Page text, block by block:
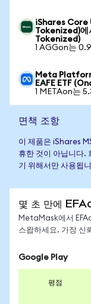
iShares Core
Tokenized)에
Tokenized)
1 AGGon는
Meta
EAFE ETF
1 METAon는
면책 조항
이 제품은 iShares
휴한 것이 아닙니다.
기 위해서만 사용됩
몇 초 만에
MetaMask에서
스왑하세요. 가장 신
Google Play
평점